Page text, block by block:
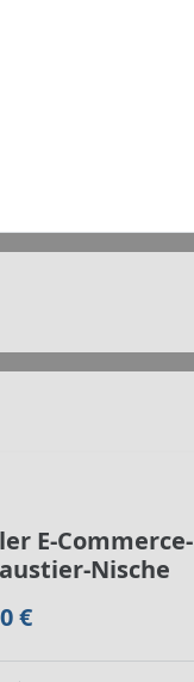
E-Commerce-
Nische
€